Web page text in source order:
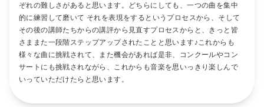
ぞれの難しさがあると思います。どちらにしても、一つの曲を集中
的に練習して磨いて それを表現をするというプロセスから、そして
その後の講師たちからの講評から見直すプロセスからと、きっと皆
さままた一段階ステップアップされたことと思います♪これからも
様々な曲に挑戦されて、また機会があれば是非、コンクールやコン
サートにも挑戦されながら、これからも音楽を思いっきり楽しんで
いっていただけたらと思います。